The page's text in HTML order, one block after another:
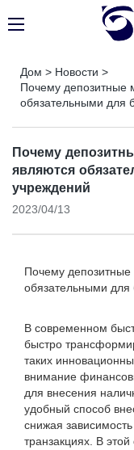
Дом > Новости >
Почему депозитные
обязательными для
Почему
являются
учреждений
2023/04/13
Почему
обязательными для
В современном
быстро
таких
внимание
для внесения
удобный способ
снижая
транзакциях. В